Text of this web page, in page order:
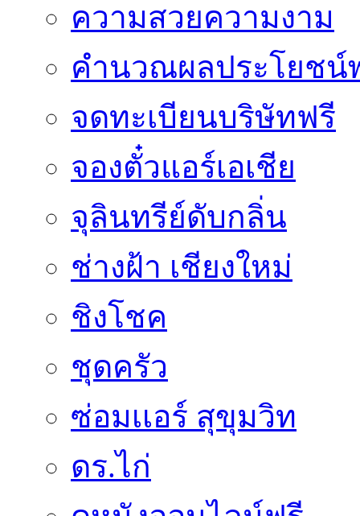
ความสวยความงาม
คำนวณผลประโยชน์
จดทะเบียนบริษัทฟรี
จองตั๋วแอร์เอเชีย
จุลินทรีย์ดับกลิ่น
ช่างฝ้า เชียงใหม่
ชิงโชค
ชุดครัว
ซ่อมเเอร์ สุขุมวิท
ดร.ไก่